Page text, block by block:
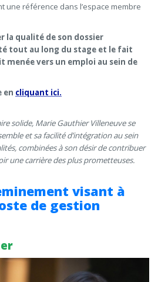
une référence dans l’espace membre
la qualité de son dossier
tout au long du stage et le fait
menée vers un emploi au sein de
en cliquant ici.
solide, Marie Gauthier Villeneuve se
et sa facilité d’intégration au sein
combinées à son désir de contribuer
une carrière des plus prometteuses.
visant à
de gestion